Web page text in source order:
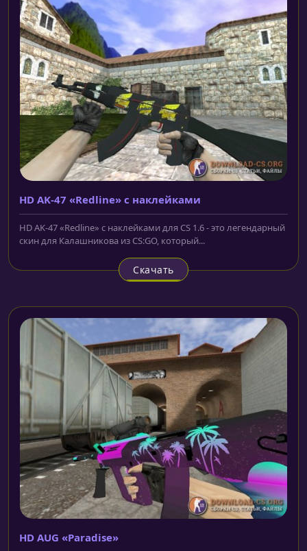
HD AK-47 «Redline» с наклейками
HD AK-47 «Redline» с наклейками для CS 1.6 - это легендарный
скин для Калашникова из CS:GO, который...
Скачать
HD AUG «Paradise»